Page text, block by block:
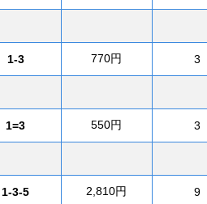
1-3 770円 3
1=3 550円 3
1-3-5 2,810円 9